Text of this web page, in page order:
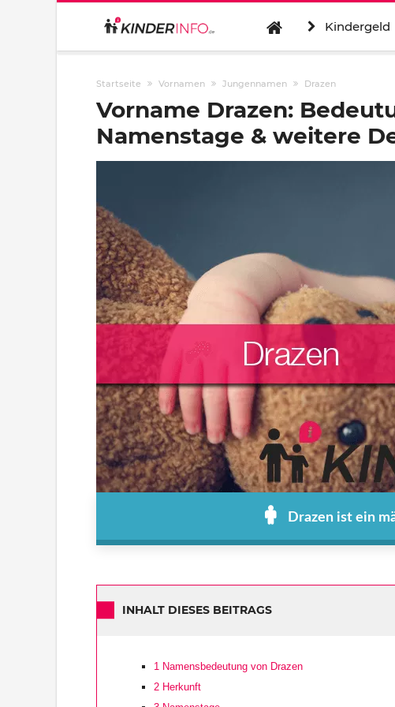
Kindergeld
Startseite Vornamen Jungennamen Drazen
Vorname Drazen:
Namenstage & weitere
Drazen ist ein
INHALT DIESES BEITRAGS
1 Namensbedeutung von Drazen
2 Herkunft